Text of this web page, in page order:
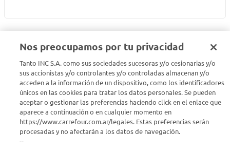
Seguinos en :
Estamos para ayudarte
¿Tenés una consulta? Comunicate con nosotrosacá
Descubrí Carrefour
Nos preocupamos por tu privacidad
Tanto INC S.A. como sus sociedades sucesoras y/o cesionarias y/o
sus accionistas y/o controlantes y/o controladas almacenan y/o
acceden a la información de un dispositivo, como los identificadores
únicos en las cookies para tratar los datos personales. Se pueden
aceptar o gestionar las preferencias haciendo click en el enlace que
aparece a continuación o en cualquier momento en
https://www.carrefour.com.ar/legales. Estas preferencias serán
procesadas y no afectarán a los datos de navegación.
--